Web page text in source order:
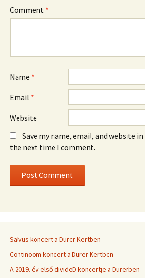
Comment *
Name *
Email *
Website
Save my name, email, and website
the next time I comment.
Salvus koncert a Dürer Kertben
Continoom koncert a Dürer Kertben
A 2019. év első divideD koncertje a Dürerben